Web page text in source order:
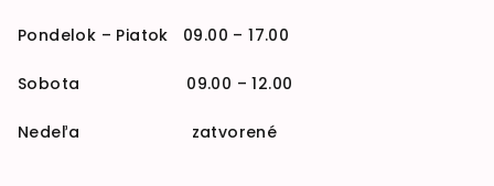
Pondelok – Piatok 09.00 – 17.00
Sobota 09.00 – 12.00
Nedeľa zatvorené